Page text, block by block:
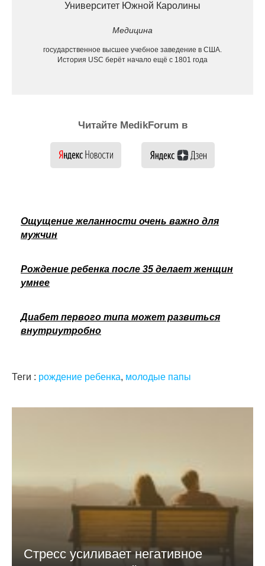
Университет Южной Каролины
Медицина
государственное высшее учебное заведение в США.
История USC берёт начало ещё с 1801 года
Читайте MedikForum в
Ощущение желанности очень важно для
мужчин
Рождение ребенка после 35 делает женщин
умнее
Диабет первого типа может развиться
внутриутробно
Теги : рождение ребенка, молодые папы
Стресс усиливает негативное